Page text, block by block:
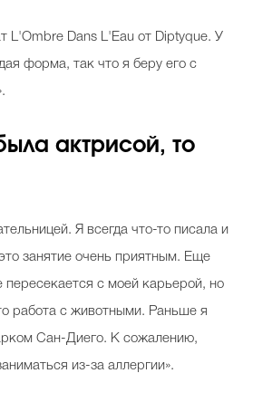
L'Ombre Dans L'Eau от Diptyque. У
форма, так что я беру его с
актрисой, то
Я всегда что-то писала и
занятие очень приятным. Еще
пересекается с моей карьерой, но
работа с животными. Раньше я
Сан-Диего. К сожалению,
из-за аллергии».